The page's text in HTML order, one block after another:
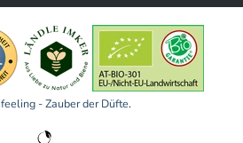
feeling - Zauber der Düfte.